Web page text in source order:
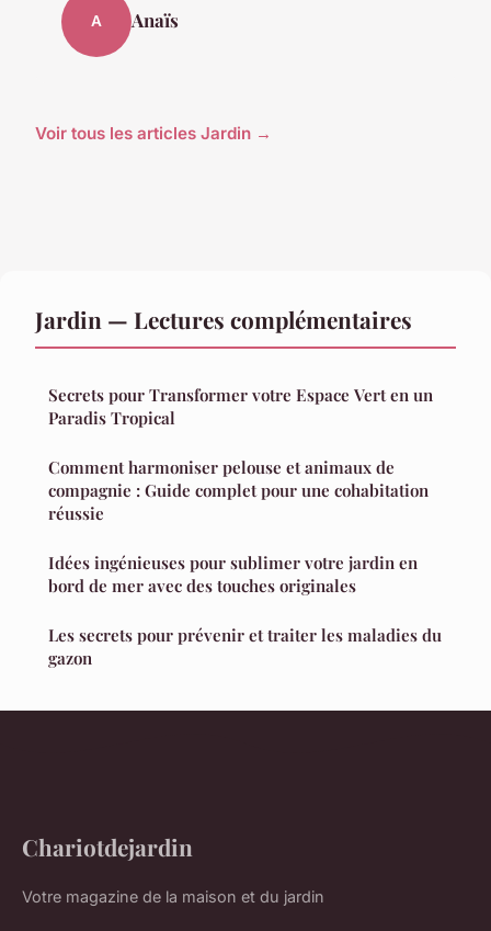
A Anaïs
Voir tous les articles Jardin →
Jardin — Lectures complémentaires
Secrets pour Transformer votre Espace Vert en un
Paradis Tropical
Comment harmoniser pelouse et animaux de
compagnie : Guide complet pour une cohabitation
réussie
Idées ingénieuses pour sublimer votre jardin en
bord de mer avec des touches originales
Les secrets pour prévenir et traiter les maladies du
gazon
Chariotdejardin
Votre magazine de la maison et du jardin